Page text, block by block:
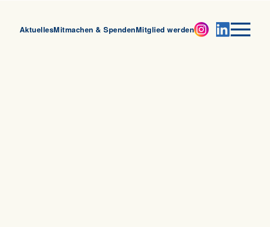
AktuellesMitmachen & SpendenMitglied werden